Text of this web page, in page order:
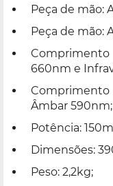
Peça de mão:
Peça de mão:
660nm e
Comprimento
Âmbar 590nm;
Potência:
Dimensões:
Peso: 2,2kg;